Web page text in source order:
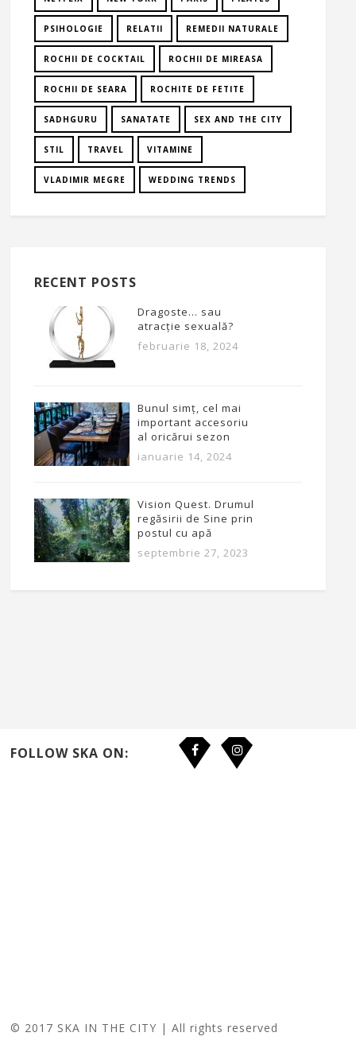
PSIHOLOGIE RELATII REMEDII NATURALE
ROCHII DE COCKTAIL ROCHII DE MIREASA
ROCHII DE SEARA ROCHITE DE FETITE
SADHGURU SANATATE SEX AND THE CITY
STIL TRAVEL VITAMINE
VLADIMIR MEGRE WEDDING TRENDS
RECENT POSTS
Dragoste… sau
atracție sexuală?
februarie 18, 2024
Bunul simț, cel mai
important accesoriu
al oricărui sezon
ianuarie 14, 2024
Vision Quest. Drumul
regăsirii de Sine prin
postul cu apă
septembrie 27, 2023
FOLLOW SKA ON:
© 2017 SKA IN THE CITY | All rights reserved